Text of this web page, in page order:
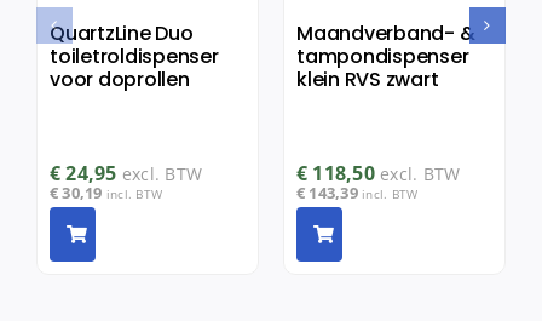
QuartzLine Duo
toiletroldispenser
voor doprollen
€24,95 excl. BTW
€30,19 incl. BTW
Maandverband- &
tampondispenser
klein RVS zwart
€ 118,50 excl. BTW
€ 143,39 incl. BTW